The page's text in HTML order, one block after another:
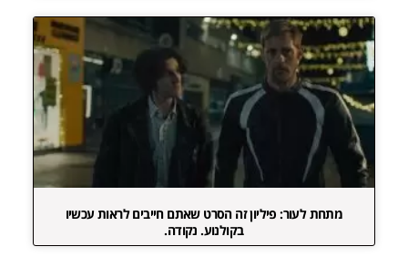
מתחת לעור: פיליון זה הסרט שאתם חייבים לראות עכשיו
בקולנוע. נקודה.